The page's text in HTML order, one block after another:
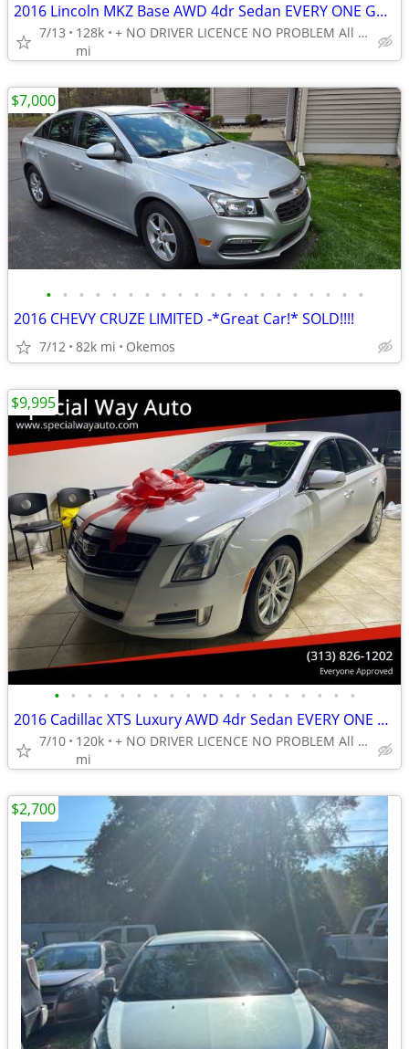
2016 Lincoln MKZ Base AWD 4dr Sedan EVERY ONE GET APPROVED 0 DOWN
7/13
128k
mi
+ NO DRIVER LICENCE NO PROBLEM All DONE IN HOUSE PLATE TITLE
• • • • • • • • • • • • • • • • • • • •
2016 CHEVY CRUZE LIMITED -*Great Car!* SOLD!!!!
7/12 82k mi Okemos
$7,000
• • • • • • • • • • • • • • • • • • •
2016 Cadillac XTS Luxury AWD 4dr Sedan EVERY ONE GET APPROVED 0 DOWN
7/10
120k
mi
+ NO DRIVER LICENCE NO PROBLEM All DONE IN HOUSE PLATE TITLE
$9,995
$2,700